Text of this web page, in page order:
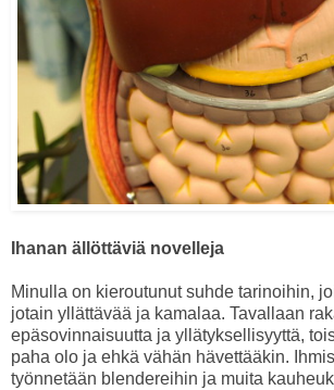
Ihanan ällöttäviä novelleja
Minulla on kieroutunut suhde tarinoihin,
jotain yllättävää ja kamalaa. Tavallaan
epäsovinnaisuutta ja yllätyksellisyyttä,
paha olo ja ehkä vähän hävettääkin.
työnnetään blendereihin ja muita